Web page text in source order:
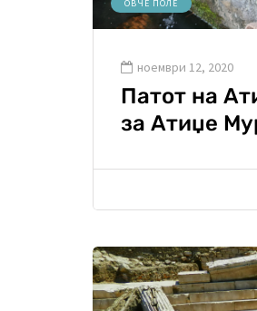
ОВЧЕ ПОЛЕ
ноември 12, 2020
Патот на
за Атиџе